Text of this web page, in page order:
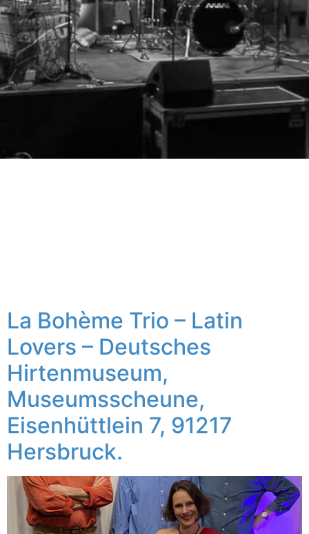
La Bohème Trio – Latin
Lovers – Deutsches
Hirtenmuseum,
Museumsscheune,
Eisenhüttlein 7, 91217
Hersbruck.